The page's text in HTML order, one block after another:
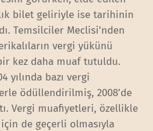
bilet geliriyle ise tarihinin
Temsilciler Meclisi’nden
vergi yükünü
kez daha muaf tutuldu.
yılında bazı vergi
ödüllendirilmiş, 2008’de
Vergi muafiyetleri, özellikle
de geçerli olmasıyla